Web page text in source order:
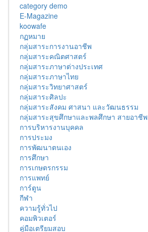
category demo
E-Magazine
koowafe
กฏหมาย
กลุ่มสาระการงานอาชีพ
กลุ่มสาระคณิตศาสตร์
กลุ่มสาระภาษาต่างประเทศ
กลุ่มสาระภาษาไทย
กลุ่มสาระวิทยาศาสตร์
กลุ่มสาระศิลปะ
กลุ่มสาระสังคม ศาสนา และวัฒนธรรม
กลุ่มสาระสุขศึกษาและพลศึกษา สายอาชีพ
การบริหารงานบุคคล
การประมง
การพัฒนาตนเอง
การศึกษา
การเกษตรกรรม
การแพทย์
การ์ตูน
กีฬา
ความรู้ทั่วไป
คอมพิวเตอร์
คู่มือเตรียมสอบ